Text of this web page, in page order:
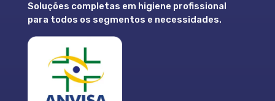
Soluções completas em higiene profissional
para todos os segmentos e necessidades.